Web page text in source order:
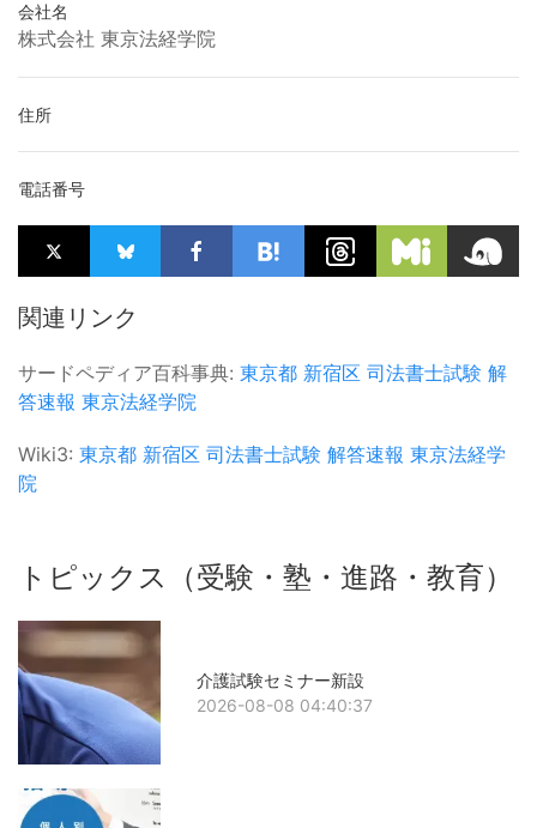
会社名
株式会社 東京法経学院
住所
電話番号
関連リンク
サードペディア百科事典: 東京都 新宿区 司法書士試験 解
答速報 東京法経学院
Wiki3: 東京都 新宿区 司法書士試験 解答速報 東京法経学
院
トピックス（受験・塾・進路・教育）
介護試験セミナー新設
2026-08-08 04:40:37